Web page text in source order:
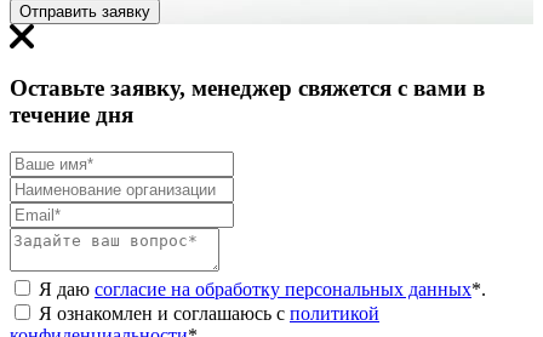
Отправить заявку
Оставьте заявку, менеджер свяжется с вами в
течение дня
Я даю согласие на обработку персональных данных*.
Я ознакомлен и соглашаюсь с политикой